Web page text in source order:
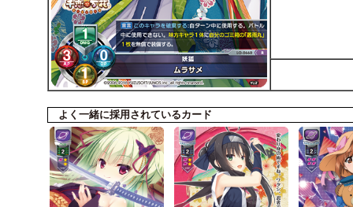
よく一緒に採用されているカード